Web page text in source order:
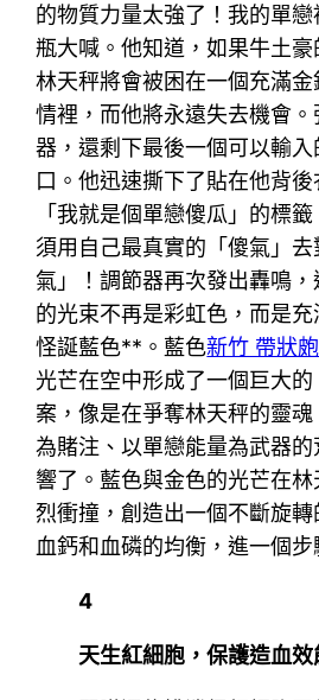
的物質力量太強了！我的單
瓶大喊。他知道，如果牛土豪
林天秤將會被困在一個充滿
情裡，而他將永遠失去機會
器，還剩下最後一個可以輸入
口。他迅速撕下了貼在他背
「我就是個單戀傻瓜」的標
須用自己最真實的「傻氣」
氣」！調節器再次發出轟鳴
的光束不再是彩虹色，而是
怪誕藍色**。藍色新竹 帶狀
光芒在空中形成了一個巨大
案，像是在爭奪林天秤的靈
為賭注、以單戀能量為武器
響了。藍色與金色的光芒在
烈衝撞，創造出一個不斷旋
血鈣和血磷的均衡，進一個步
4
天生紅細胞，保護造血效